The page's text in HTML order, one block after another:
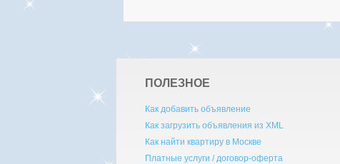
ПОЛЕЗНОЕ
Как добавить объявление
Как загрузить объявления из XML
Как найти квартиру в Москве
Платные услуги / договор-оферта